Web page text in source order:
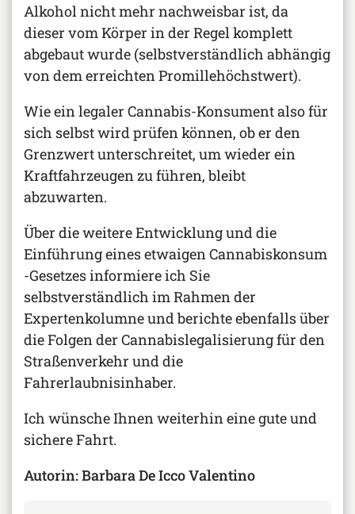
Alkohol nicht mehr nachweisbar ist, da
dieser vom Körper in der Regel komplett
abgebaut wurde (selbstverständlich abhängig
von dem erreichten Promillehöchstwert).
Wie ein legaler Cannabis-Konsument also für
sich selbst wird prüfen können, ob er den
Grenzwert unterschreitet, um wieder ein
Kraftfahrzeugen zu führen, bleibt
abzuwarten.
Über die weitere Entwicklung und die
Einführung eines etwaigen Cannabiskonsum
-Gesetzes informiere ich Sie
selbstverständlich im Rahmen der
Expertenkolumne und berichte ebenfalls über
die Folgen der Cannabislegalisierung für den
Straßenverkehr und die
Fahrerlaubnisinhaber.
Ich wünsche Ihnen weiterhin eine gute und
sichere Fahrt.
Autorin: Barbara De Icco Valentino